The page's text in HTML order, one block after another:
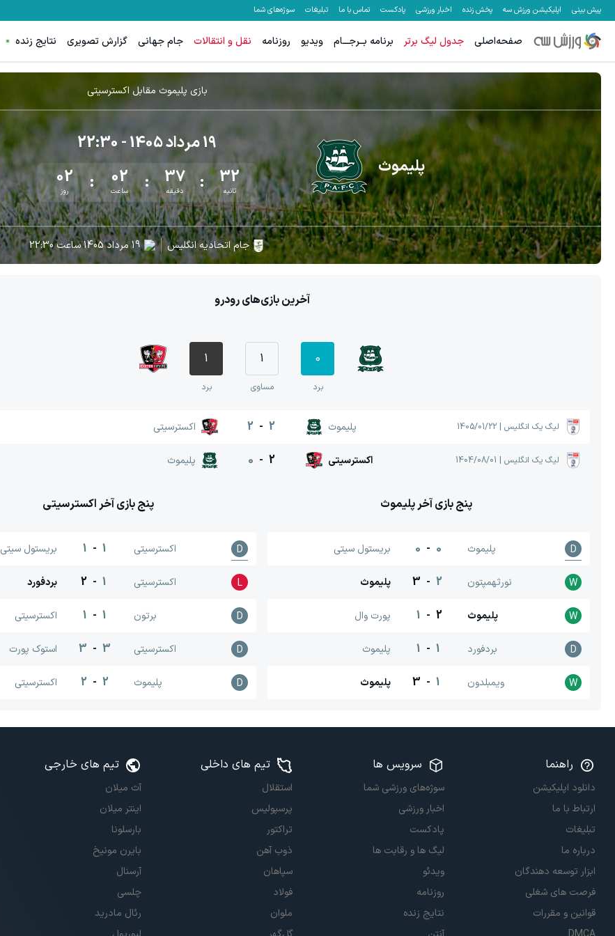
پیش بینی اپلیکیشن ورزش سه پخش زنده اخبار ورزشی پادکست تماس با ما تبلیغات سوژه‌های شما
صفحه‌اصلی جدول لیگ برتر برنامه بــرجـــام ویدیو روزنامه نقل و انتقالات جام جهانی گزارش تصویری نتایج زنده
بازی پلیموث مقابل اکسترسیتی
پلیموث
19 مرداد 1405
- 22:30
02
روز
02
ساعت
37
دقیقه
31
ثانیه
جام اتحادیه انگلیس 19 مرداد 1405 ساعت22:30
آخرین بازی‌های رودرو
0
برد
1
مساوی
1
برد
لیگ یک انگلیس |
1405/01/22 پلیموث 2
-
2 اکسترسیتی
لیگ یک انگلیس |
1404/08/01 اکسترسیتی 2
-
0 پلیموث
پنج بازی آخرپلیموث پنج بازی آخراکسترسیتی
D پلیموث 0
-
0 بریستول سیتی
W نورثهمپتون 2
-
3 پلیموث
W پلیموث 2
-
1 پورت وال
D بردفورد 1
-
1 پلیموث
W ویمبلدون 1
-
3 پلیموث
D اکسترسیتی 1
-
1 بریستول سیتی
L اکسترسیتی 1
-
2 بردفورد
D برتون 1
-
1 اکسترسیتی
D اکسترسیتی 3
-
3 استوک پورت
D پلیموث 2
-
2 اکسترسیتی
راهنما
دانلود اپلیکیشن
ارتباط با ما
تبلیغات
درباره ما
ابزار توسعه دهندگان
فرصت های شغلی
قوانین و مقررات
سرویس ها
سوژه‌های ورزشی شما
اخبار ورزشی
پادکست
لیگ ها و رقابت ها
ویدئو
روزنامه
نتایج زنده
تیم های داخلی
استقلال
پرسپولیس
تراکتور
ذوب آهن
سپاهان
فولاد
ملوان
تیم های خارجی
آث میلان
اینتر میلان
بارسلونا
بایرن مونیخ
آرسنال
چلسی
رئال مادرید